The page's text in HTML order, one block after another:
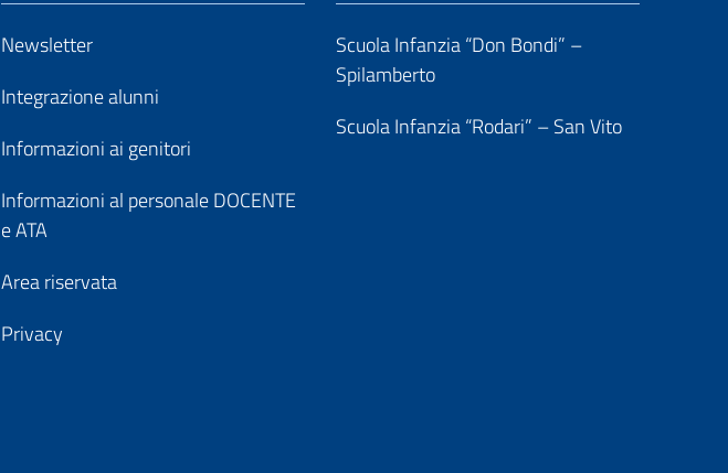
Newsletter
Integrazione alunni
Informazioni ai genitori
Informazioni al personale DOCENTE
e ATA
Area riservata
Privacy
Scuola Infanzia “Don Bondi” –
Spilamberto
Scuola Infanzia “Rodari” – San Vito